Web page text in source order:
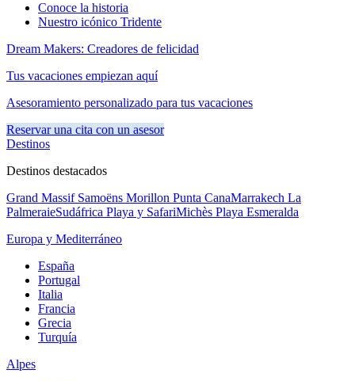
Conoce la historia
Nuestro icónico Tridente
Dream Makers: Creadores de felicidad
Tus vacaciones empiezan aquí
Asesoramiento personalizado para tus vacaciones
Reservar una cita con un asesor
Destinos
Destinos destacados
Grand Massif Samoëns Morillon Punta CanaMarrakech La
PalmeraieSudáfrica Playa y SafariMichès Playa Esmeralda
Europa y Mediterráneo
España
Portugal
Italia
Francia
Grecia
Turquía
Alpes